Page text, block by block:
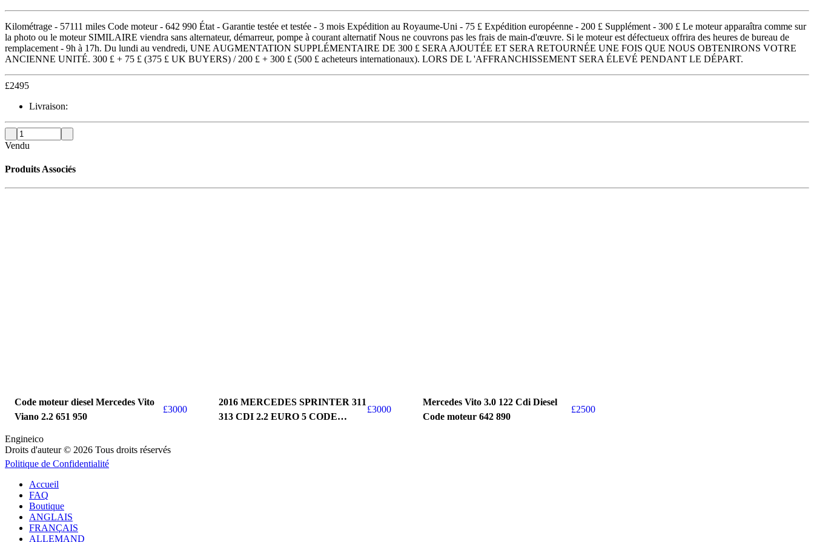
Kilométrage - 57111 miles Code moteur - 642 990 État - Garantie testée et testée - 3 mois Expédition au Royaume-Uni - 75 £ Expédition européenne - 200 £ Supplément - 300 £ Le moteur apparaîtra comme sur
la photo ou le moteur SIMILAIRE viendra sans alternateur, démarreur, pompe à courant alternatif Nous ne couvrons pas les frais de main-d'œuvre. Si le moteur est défectueux offrira des heures de bureau de
remplacement - 9h à 17h. Du lundi au vendredi, UNE AUGMENTATION SUPPLÉMENTAIRE DE 300 £ SERA AJOUTÉE ET SERA RETOURNÉE UNE FOIS QUE NOUS OBTENIRONS VOTRE
ANCIENNE UNITÉ. 300 £ + 75 £ (375 £ UK BUYERS) / 200 £ + 300 £ (500 £ acheteurs internationaux). LORS DE L 'AFFRANCHISSEMENT SERA ÉLEVÉ PENDANT LE DÉPART.
£2495
Livraison:
Vendu
Produits Associés
Code moteur diesel Mercedes Vito
Viano 2.2 651 950
£3000
2016 MERCEDES SPRINTER 311
313 CDI 2.2 EURO 5 CODE
£3000
Mercedes Vito 3.0 122 Cdi Diesel
Code moteur 642 890
£2500
Engineico
Droits d'auteur © 2026 Tous droits réservés
Politique de Confidentialité
Accueil
FAQ
Boutique
ANGLAIS
FRANÇAIS
ALLEMAND